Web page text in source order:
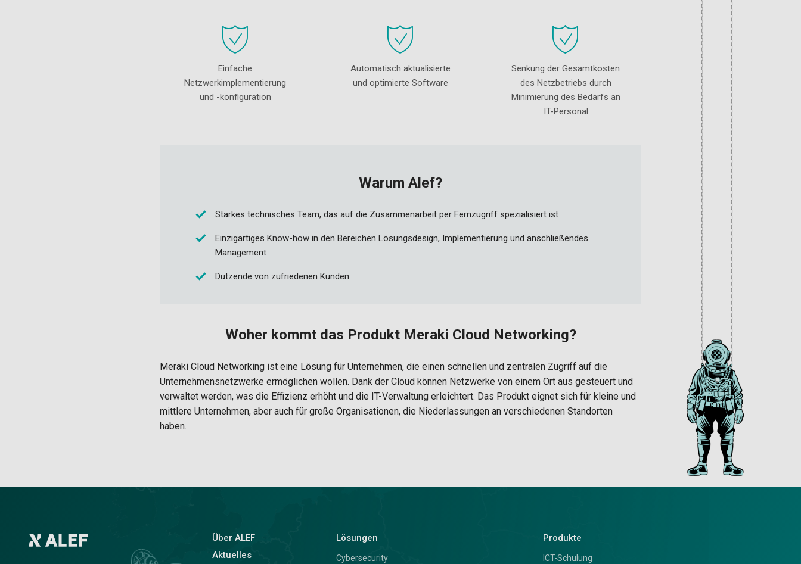
Einfache
Netzwerkimplementierung
und -konfiguration
Automatisch aktualisierte
und optimierte Software
Senkung der Gesamtkosten
des Netzbetriebs durch
Minimierung des Bedarfs an
IT-Personal
Warum Alef?
Starkes technisches Team, das auf die Zusammenarbeit per Fernzugriff spezialisiert ist
Einzigartiges Know-how in den Bereichen Lösungsdesign, Implementierung und anschließendes
Management
Dutzende von zufriedenen Kunden
Woher kommt das Produkt Meraki Cloud Networking?
Meraki Cloud Networking ist eine Lösung für Unternehmen, die einen schnellen und zentralen Zugriff auf die
Unternehmensnetzwerke ermöglichen wollen. Dank der Cloud können Netzwerke von einem Ort aus gesteuert und
verwaltet werden, was die Effizienz erhöht und die IT-Verwaltung erleichtert. Das Produkt eignet sich für kleine und
mittlere Unternehmen, aber auch für große Organisationen, die Niederlassungen an verschiedenen Standorten
haben.
Über ALEF
Aktuelles
Lösungen
Cybersecurity
Produkte
ICT-Schulung